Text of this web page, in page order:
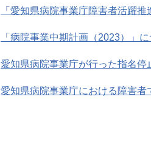
「愛知県病院事業庁障害者活躍
「病院事業中期計画（2023）」
愛知県病院事業庁が行った指名停
愛知県病院事業庁における障害